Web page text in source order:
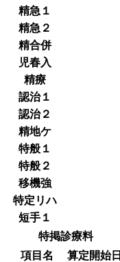
精急１
精急２
精合併
児春入
精療
認治１
認治２
精地ケ
特般１
特般２
移機強
特定リハ
短手１
特掲診療料
項目名
算定開始日